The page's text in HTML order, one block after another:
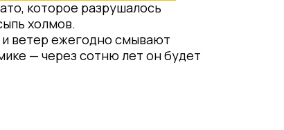
которое разрушалось
холмов.
и ветер ежегодно смывают
— через сотню лет он будет